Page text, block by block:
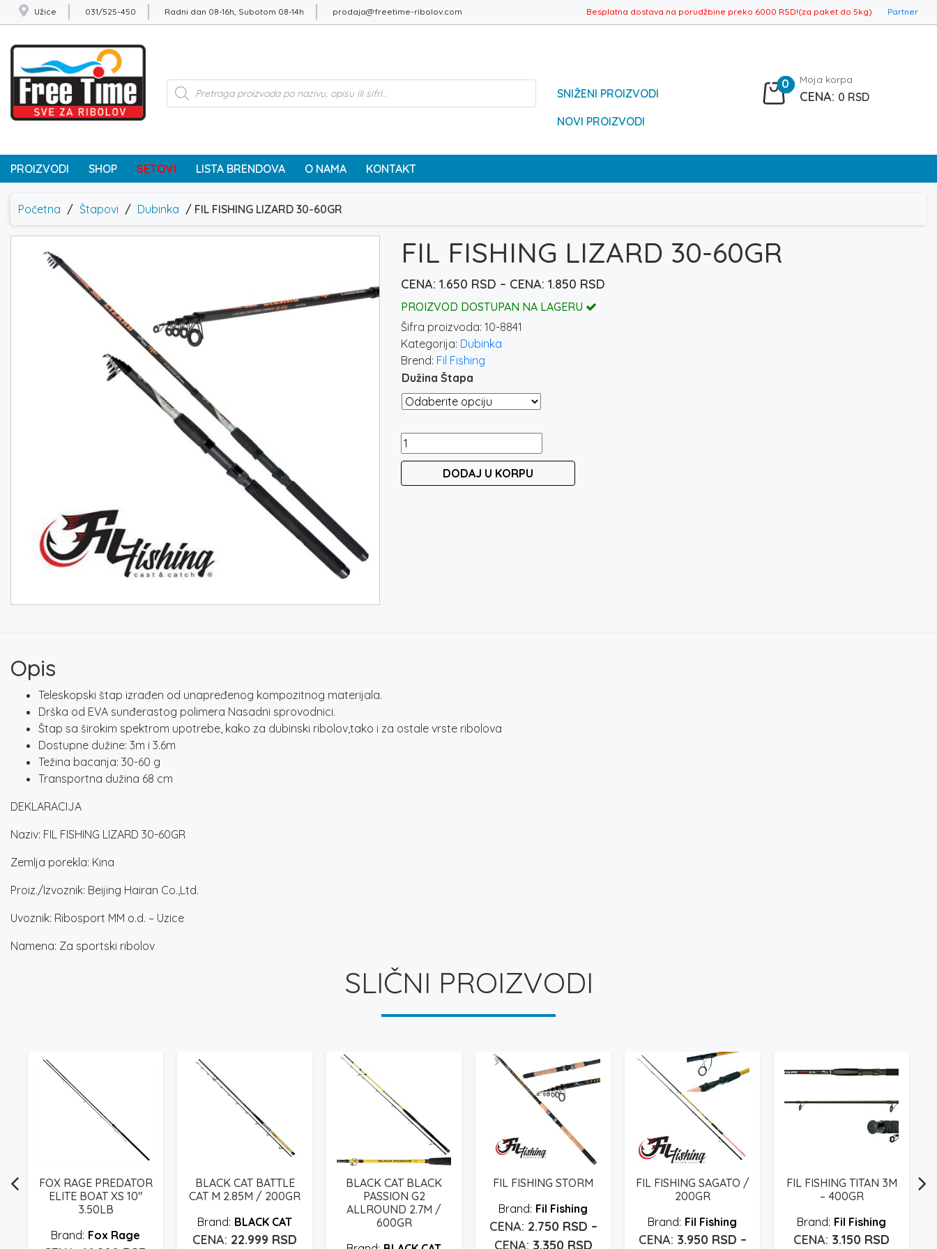
Užice 031/525-450 Radni dan 08-16h, Subotom 08-14h prodaja@freetime-ribolov.com Besplatna dostava na porudžbine preko 6000 RSD!(za paket do 5kg) Partner
Products
search
SNIŽENI PROIZVODI
NOVI PROIZVODI
0 Moja korpa
0 RSD
PROIZVODI SHOP SETOVI LISTA BRENDOVA O NAMA KONTAKT
Početna / Štapovi / Dubinka / FIL FISHING LIZARD 30-60GR
FIL FISHING LIZARD 30-60GR
1.650 RSD – 1.850 RSD
PROIZVOD DOSTUPAN NA LAGERU
Šifra proizvoda: 10-8841
Kategorija: Dubinka
Brend: Fil Fishing
Dužina Štapa
FIL
FISHING
30-
DODAJ U KORPU
Opis
Teleskopski štap izrađen od unapređenog kompozitnog materijala.
Drška od EVA sunđerastog polimera Nasadni sprovodnici.
Štap sa širokim spektrom upotrebe, kako za dubinski ribolov,tako i za ostale vrste ribolova
Dostupne dužine: 3m i 3.6m
Težina bacanja: 30-60 g
Transportna dužina 68 cm
DEKLARACIJA
Naziv: FIL FISHING LIZARD 30-60GR
Zemlja porekla: Kina
Proiz./Izvoznik: Beijing Hairan Co.,Ltd.
Uvoznik: Ribosport MM o.d. – Uzice
Namena: Za sportski ribolov
SLIČNI PROIZVODI
rsd
FOX RAGE PREDATOR
ELITE BOAT XS 10″
3.50LB
Fox Rage
BLACK CAT BATTLE
CAT M 2.85M / 200GR
BLACK CAT
22.999 RSD
BLACK CAT BLACK
PASSION G2
ALLROUND 2.7M /
600GR
FIL FISHING STORM
Fil Fishing
2.750 RSD –
3.350 RSDRaspon
FIL FISHING SAGATO /
200GR
Fil Fishing
3.950 RSD –
FIL FISHING TITAN 3M
– 400GR
Fil Fishing
3.150 RSD